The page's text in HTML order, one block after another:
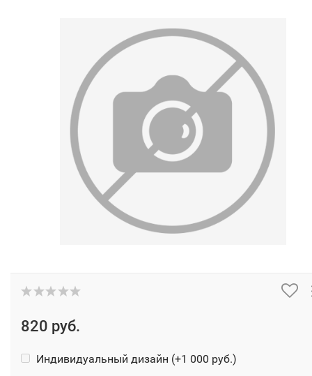
820 руб.
Индивидуальный дизайн (+1 000 руб.)